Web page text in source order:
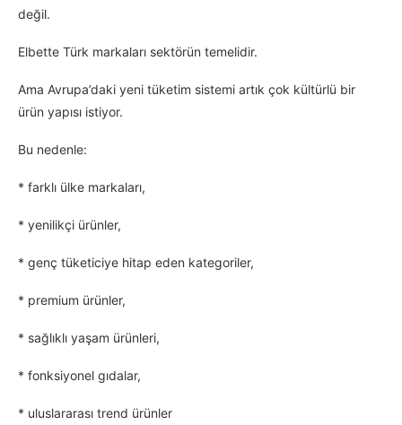
değil.
Elbette Türk markaları sektörün temelidir.
Ama Avrupa’daki yeni tüketim sistemi artık çok kültürlü bir
ürün yapısı istiyor.
Bu nedenle:
* farklı ülke markaları,
* yenilikçi ürünler,
* genç tüketiciye hitap eden kategoriler,
* premium ürünler,
* sağlıklı yaşam ürünleri,
* fonksiyonel gıdalar,
* uluslararası trend ürünler